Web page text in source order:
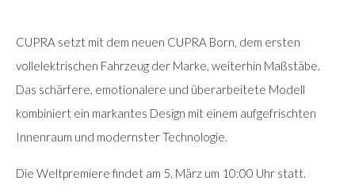
CUPRA setzt mit dem neuen CUPRA Born, dem ersten
vollelektrischen Fahrzeug der Marke, weiterhin Maßstäbe.
Das schärfere, emotionalere und überarbeitete Modell
kombiniert ein markantes Design mit einem aufgefrischten
Innenraum und modernster Technologie.
Die Weltpremiere findet am 5. März um 10:00 Uhr statt.